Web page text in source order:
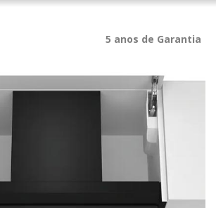
5 anos de Garantia